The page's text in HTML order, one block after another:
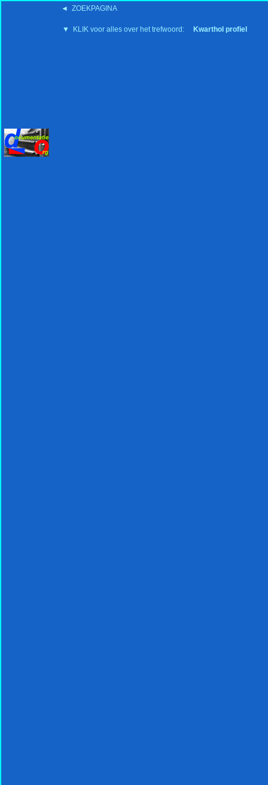
◄ ZOEKPAGINA
▼ KLIK voor alles over het trefwoord: Kwarthol profiel
'15:19 19-2-2008